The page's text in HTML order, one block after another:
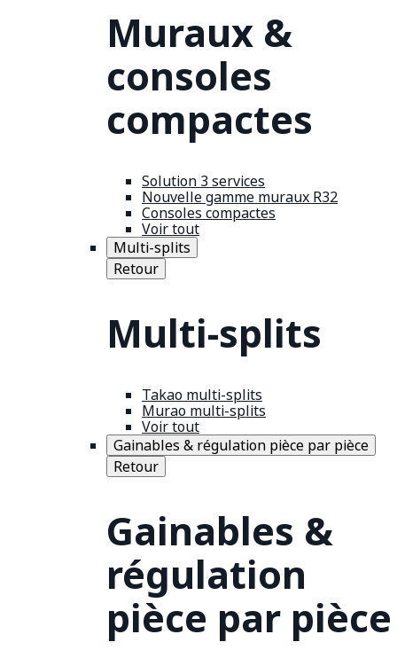
Muraux &
consoles
compactes
Solution 3 services
Nouvelle gamme muraux R32
Consoles compactes
Voir tout
Multi-splits
Retour
Multi-splits
Takao multi-splits
Murao multi-splits
Voir tout
Gainables & régulation pièce par pièce
Retour
Gainables &
régulation
pièce par pièce